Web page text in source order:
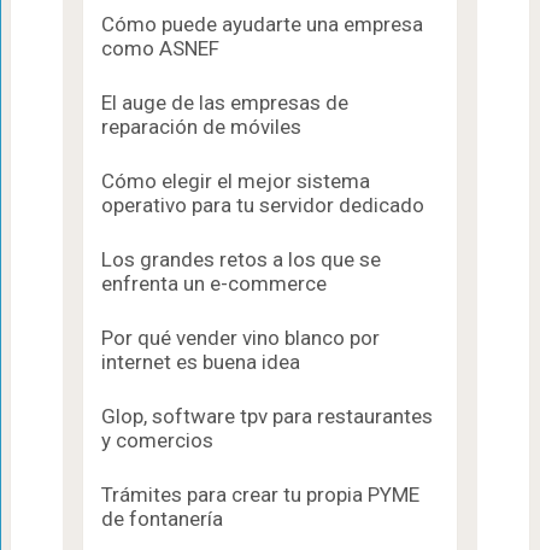
Cómo puede ayudarte una empresa
como ASNEF
El auge de las empresas de
reparación de móviles
Cómo elegir el mejor sistema
operativo para tu servidor dedicado
Los grandes retos a los que se
enfrenta un e-commerce
Por qué vender vino blanco por
internet es buena idea
Glop, software tpv para restaurantes
y comercios
Trámites para crear tu propia PYME
de fontanería